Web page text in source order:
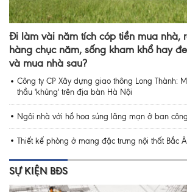
Đi làm vài năm tích cóp tiền mua nhà,
hàng chục năm, sống kham khổ hay
và mua nhà sau?
Công ty CP Xây dựng giao thông Long Thành:
thầu 'khủng' trên địa bàn Hà Nội
Ngôi nhà với hồ hoa súng lãng mạn ở ban công
Thiết kế phòng ở mang đặc trưng nội thất Bắc
SỰ KIỆN BĐS